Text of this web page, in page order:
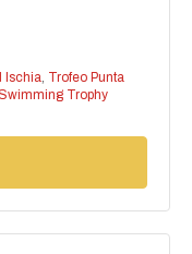
Ischia, Trofeo Punta
Swimming Trophy